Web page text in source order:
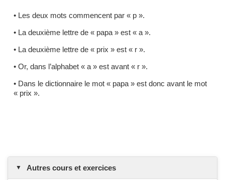
• Les deux mots commencent par « p ».
• La deuxième lettre de « papa » est « a ».
• La deuxième lettre de « prix » est « r ».
• Or, dans l’alphabet « a » est avant « r ».
• Dans le dictionnaire le mot « papa » est donc avant le mot
« prix ».
Autres cours et exercices